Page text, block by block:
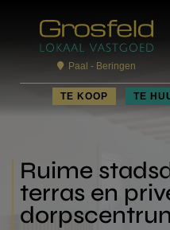
Paal - Beringen
TE KOOP TE
Ruime
terras en